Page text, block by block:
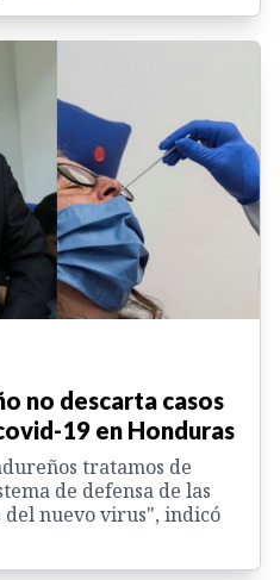
no descarta casos
19 en Honduras
tratamos de
de defensa de las
del nuevo virus", indicó